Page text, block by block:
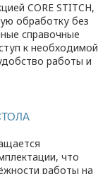
CORE STITCH,
обработку без
справочные
к необходимой
работы и
что
работы на